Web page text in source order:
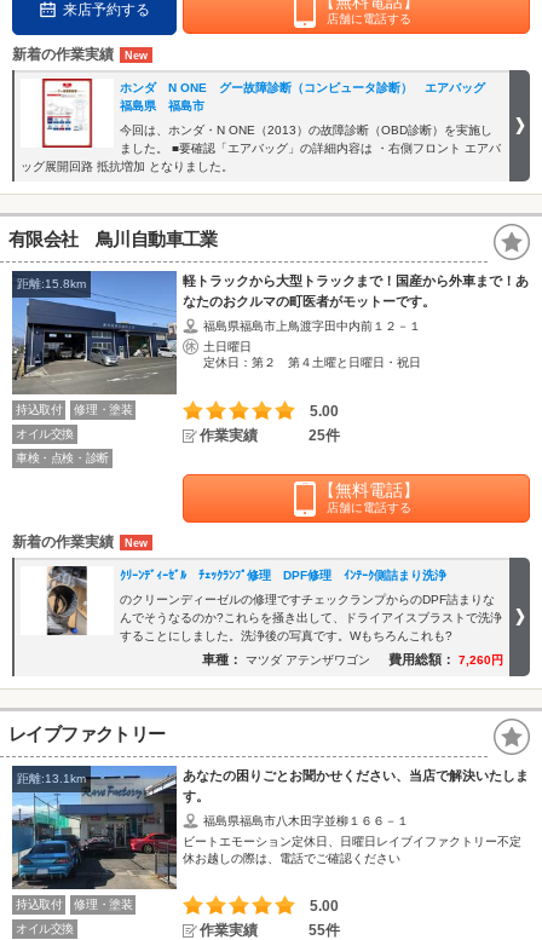
来店予約する
店舗に電話する
新着の作業実績
ホンダ N ONE グー故障診断（コンピュータ診断） エアバッグ
福島県 福島市
今回は、ホンダ・N ONE（2013）の故障診断（OBD診断）を実施し
ました。 ■要確認「エアバッグ」の詳細内容は ・右側フロント エアバ
ッグ展開回路 抵抗増加 となりました。
有限会社 鳥川自動車工業
距離:15.8km
軽トラックから大型トラックまで！国産から外車まで！あ
なたのおクルマの町医者がモットーです。
福島県福島市上鳥渡字田中内前１２－１
土日曜日
定休日：第２ 第４土曜と日曜日・祝日
持込取付
修理・塗装
オイル交換
車検・点検・診断
5.00
作業実績
25件
【無料電話】
店舗に電話する
新着の作業実績
ｸﾘｰﾝﾃﾞｨｰｾﾞﾙ ﾁｪｯｸﾗﾝﾌﾟ修理 DPF修理 ｲﾝﾃｰｸ側詰まり洗浄
のクリーンディーゼルの修理ですチェックランプからのDPF詰まりな
んでそうなるのか?これらを掻き出して、ドライアイスブラストで洗浄
することにしました。洗浄後の写真です。Wもちろんこれも?
車種： マツダ アテンザワゴン 費用総額： 7,260円
レイブファクトリー
距離:13.1km
あなたの困りごとお聞かせください、当店で解決いたしま
す。
福島県福島市八木田字並柳１６６－１
ビートエモーション定休日、日曜日レイブイファクトリー不定
休お越しの際は、電話でご確認ください
持込取付
修理・塗装
オイル交換
5.00
作業実績
55件